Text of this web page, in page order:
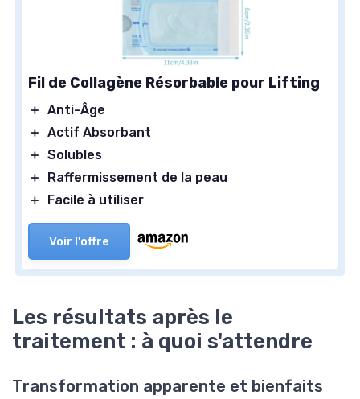
Fil de Collagène Résorbable pour Lifting
＋ Anti-Âge
＋ Actif Absorbant
＋ Solubles
＋
Raffermissement de la peau
＋
Facile à utiliser
Voir l'offre
Les résultats après le
traitement : à quoi s'attendre
Transformation apparente et bienfaits